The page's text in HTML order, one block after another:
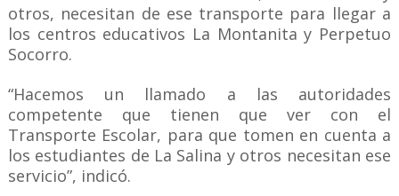
otros, necesitan de ese transporte para llegar a
los centros educativos La Montanita y Perpetuo
Socorro.
“Hacemos un llamado a las autoridades
competente que tienen que ver con el
Transporte Escolar, para que tomen en cuenta a
los estudiantes de La Salina y otros necesitan ese
servicio”, indicó.